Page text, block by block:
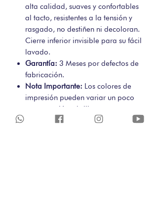
alta calidad, suaves y confortables
al tacto, resistentes a la tensión y
rasgado, no destiñen ni decoloran.
Cierre inferior invisible para su fácil
lavado.
Garantía: 3 Meses por defectos de
fabricación.
Nota Importante: Los colores de
impresión pueden variar un poco
en saturación y brillo con respecto a
la foto original, por diferencias en